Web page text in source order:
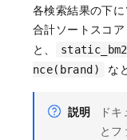
各検索結果の下
合計ソートスコア
と、
nce(brand)
な
説明
ド
と